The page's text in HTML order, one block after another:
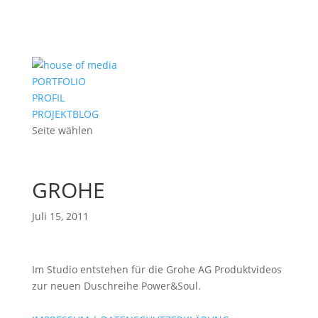
PORTFOLIO
PROFIL
PROJEKTBLOG
Seite wählen
GROHE
Juli 15, 2011
Im Studio entstehen für die Grohe AG Produktvideos
zur neuen Duschreihe Power&Soul.